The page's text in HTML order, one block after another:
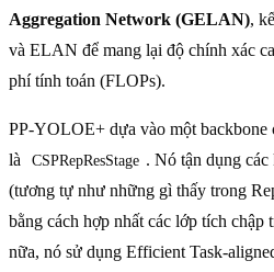
Aggregation Network (GELAN),
và ELAN để mang lại độ chính xác
phí tính toán (FLOPs).
PP-YOLOE+ dựa vào một backbone
là
CSPRepResStage . Nó tận dụng các
(tương tự như những gì thấy trong
bằng cách hợp nhất các lớp tích
nữa, nó sử dụng Efficient Task-